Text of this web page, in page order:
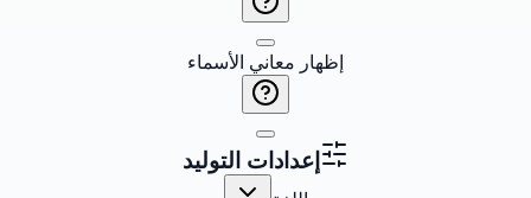
إظهار معاني الأسماء
إعدادات التوليد